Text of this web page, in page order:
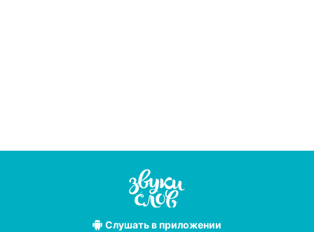
Слушатьв приложении
Лучшие